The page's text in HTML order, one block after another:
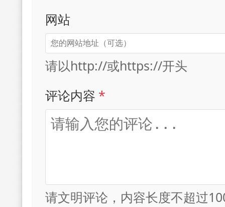
网站
请以http://或https://开头
评论内容 *
请文明评论，内容长度不超过